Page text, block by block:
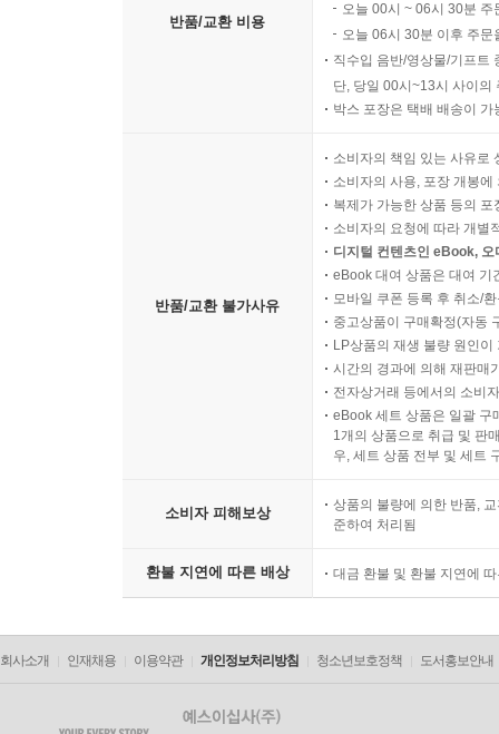
현관 수납의 기본은 1아이템 1상자
쉽게 빠지는 후크는 매직테이프로 고정
파일 박스가 어긋나면 매직테이프로
자주 쓰는 테이프류는 쓰는 곳 근처에
확인이 필요한 서류는 거실에 붙여둔다
외출할 때 가지고 나갈 서류는 현관문에
손씻기 아이템은 세면대에 띄워둔다
욕실 안에도 일용품 재고는 최소한만 보관
세면 아이템을 띄워 1초 만에 정리
화장지는 압축봉 수납으로 쉽게 꺼내기
공간을 알차게 세면대 하부장 수납
세면대 안쪽과 문을 활용 수납 공간 늘리기
세탁 전 옷과 양말 보관함을 세탁기에 띄운다
한손 계량 세제통으로 부담 줄이기
세수 아이템은 세탁기 옆면 수납
아로마 램프 바로 옆에 아로마 오일 수납
관혼상제 용품 모아두기
옷은 억지로 줄이지 않고 색상별로 걸기
가방 2개를 걸 수 있는 행거로 공간 절약
가늘고 긴 메이크업 제품은 칸막이로 세우기
반품/교환 비용
오늘 00시 ~ 06시 30분
오늘 06시 30분 이후 주
직수입 음반/영상물/기프트
단, 당일 00시~13시 사이의
박스 포장은 택배 배송이
반품/교환 불가사유
소비자의 책임 있는 사유로
소비자의 사용, 포장 개봉
복제가 가능한 상품 등의
소비자의 요청에 따라 개별
디지털 컨텐츠인 eBook,
eBook 대여 상품은 대여 기
모바일 쿠폰 등록 후 취소/
중고상품이 구매확정(자동
LP상품의 재생 불량 원인
시간의 경과에 의해 재판매
전자상거래 등에서의 소비
eBook 세트 상품은 일괄 구
1개의 상품으로 취급 및 판
우, 세트 상품 전부 및 세트
소비자 피해보상
상품의 불량에 의한 반품,
준하여 처리됨
환불 지연에 따른 배상 대금 환불 및 환불 지연에
회사소개 인재채용 이용약관 개인정보처리방침 청소년보호정책 도서홍보안내